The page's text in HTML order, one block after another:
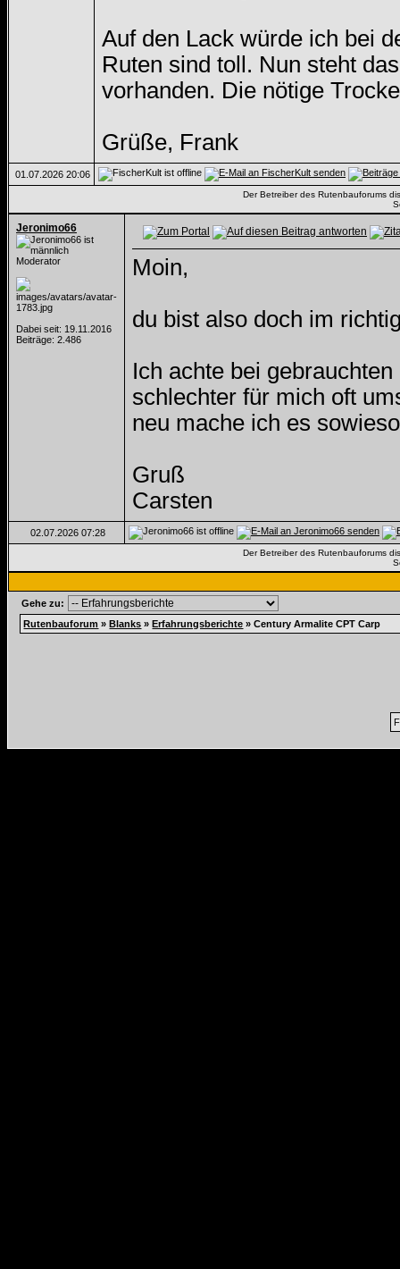
Auf den Lack würde ich bei
Ruten sind toll. Nun steht
vorhanden. Die nötige
Grüße, Frank
01.07.2026 20:06
Der Betreiber des Rutenbauforums
Jeronimo66
Moderator
Dabei seit: 19.11.2016
Beiträge: 2.486
Moin,
du bist also doch im
Ich achte bei
schlechter für mich oft
neu mache ich es
Gruß
Carsten
02.07.2026 07:28
Der Betreiber des Rutenbauforums
Gehe zu:
Rutenbauforum »Blanks »Erfahrungsberichte »Century Armalite CPT Carp